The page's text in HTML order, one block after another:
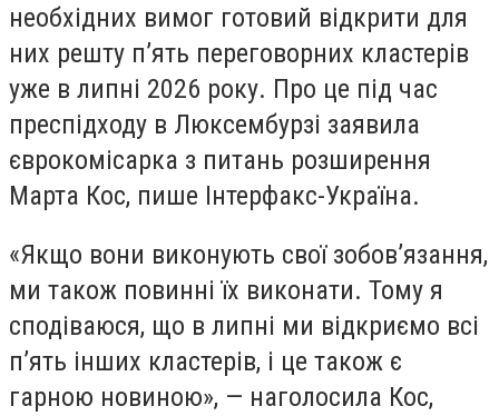
необхідних вимог готовий відкрити для
них решту п’ять переговорних кластерів
уже в липні 2026 року. Про це під час
преспідходу в Люксембурзі заявила
єврокомісарка з питань розширення
Марта Кос, пише Інтерфакс-Україна.
«Якщо вони виконують свої зобов’язання,
ми також повинні їх виконати. Тому я
сподіваюся, що в липні ми відкриємо всі
п’ять інших кластерів, і це також є
гарною новиною», — наголосила Кос,